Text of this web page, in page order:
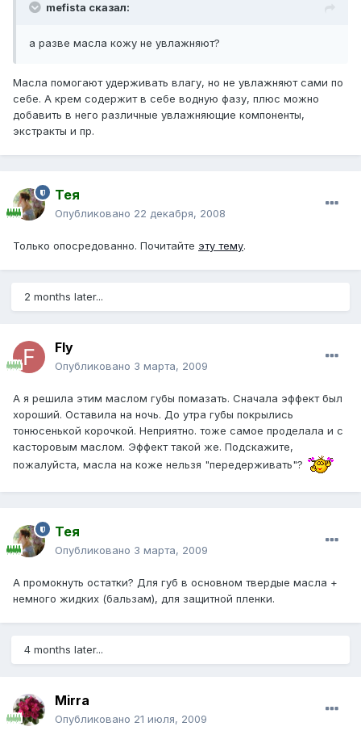
mefista сказал:
а разве масла кожу не увлажняют?
Масла помогают удерживать влагу, но не увлажняют сами по
себе. А крем содержит в себе водную фазу, плюс можно
добавить в него различные увлажняющие компоненты,
экстракты и пр.
Тея
Опубликовано 22 декабря, 2008
Только опосредованно. Почитайте эту тему.
2 months later...
Fly
Опубликовано 3 марта, 2009
А я решила этим маслом губы помазать. Сначала эффект был
хороший. Оставила на ночь. До утра губы покрылись
тонюсенькой корочкой. Неприятно. тоже самое проделала и с
касторовым маслом. Эффект такой же. Подскажите,
пожалуйста, масла на коже нельзя "передерживать"?
Тея
Опубликовано 3 марта, 2009
А промокнуть остатки? Для губ в основном твердые масла +
немного жидких (бальзам), для защитной пленки.
4 months later...
Mirra
Опубликовано 21 июля, 2009